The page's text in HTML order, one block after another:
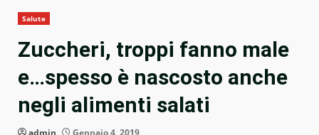
Salute
Zuccheri, troppi fanno male
e…spesso è nascosto anche
negli alimenti salati